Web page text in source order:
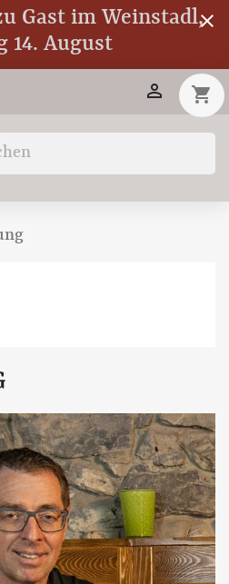
Gast im Weinstadl,
14. August
close
shopping_cart
